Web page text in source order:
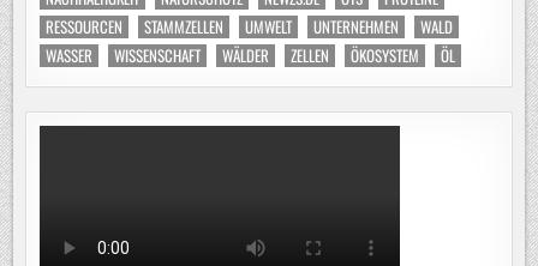
RESSOURCEN
STAMMZELLEN UMWELT UNTERNEHMEN
WALD
WASSER
WISSENSCHAFT WÄLDER ZELLEN ÖKOSYSTEM ÖL